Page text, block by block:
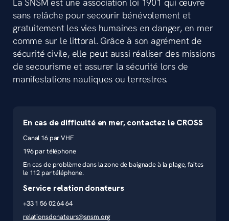
La SNSM est une association loi 1901 qui œuvre
sans relâche pour secourir bénévolement et
gratuitement les vies humaines en danger, en mer
comme sur le littoral. Grâce à son agrément de
sécurité civile, elle peut aussi réaliser des missions
de secourisme et assurer la sécurité lors de
manifestations nautiques ou terrestres.
En cas de difficulté en mer, contactez le CROSS
Canal 16 par VHF
196 par téléphone
En cas de problème dans la zone de baignade à la plage, faites
le 112 par téléphone.
Service relation donateurs
+33 1 56 02 64 64
relationsdonateurs@snsm.org